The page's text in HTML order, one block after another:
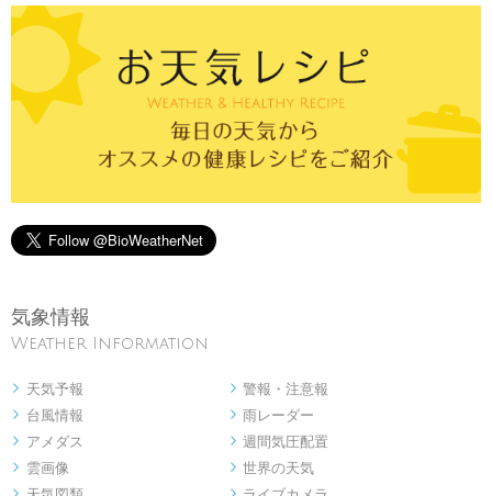
気象情報
Weather Information
 天気予報  警報・注意報
 台風情報  雨レーダー
 アメダス  週間気圧配置
 雲画像  世界の天気
 